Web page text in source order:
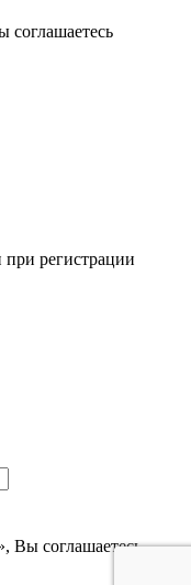
соглашаетесь
регистрации
Вы соглашаетесь